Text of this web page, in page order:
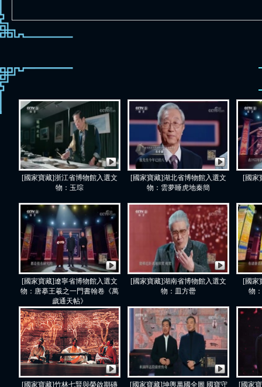
[國家寶藏]浙江省博物館入選文
物：玉琮
[國家寶藏]湖北省博物館入選文
物：雲夢睡虎地秦簡
[國家
[國家寶藏]遼寧省博物館入選文
物：唐摹王羲之一門書翰卷《萬
歲通天帖》
[國家寶藏]湖南省博物館入選文
物：皿方罍
[國家
物
[國家寶藏]竹林七賢與榮啟期磚
[國家寶藏]坤輿萬國全圖 國寶守
[國家